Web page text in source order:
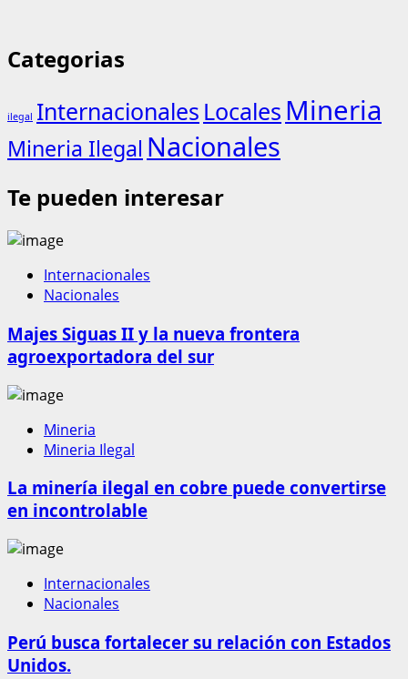
Categorias
ilegal Internacionales Locales Mineria
Mineria Ilegal Nacionales
Te pueden interesar
Internacionales
Nacionales
Majes Siguas II y la nueva frontera
agroexportadora del sur
Mineria
Mineria Ilegal
La minería ilegal en cobre puede convertirse
en incontrolable
Internacionales
Nacionales
Perú busca fortalecer su relación con Estados
Unidos.